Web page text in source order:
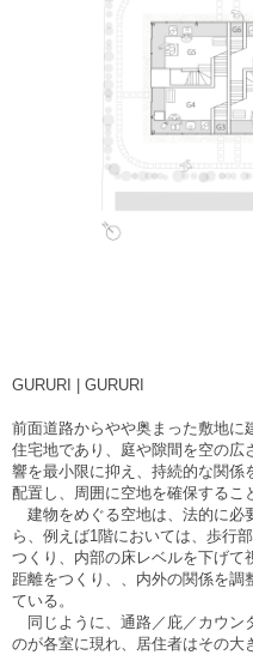
GURURI | GURURI
前面道路からやや奥まった敷地に
住宅地であり、庭や隙間を空の広
響を最小限に抑え、持続的な関係
配置し、周囲に空地を確保するこ
建物をめぐる空地は、法的に必
ら、例えば1階においては、歩行
つくり、内部の床レベルを下げて
距離をつくり、、内外の関係を調
ている。
同じように、通路／庇／カウン
のが各室に現れ、居住者はその大